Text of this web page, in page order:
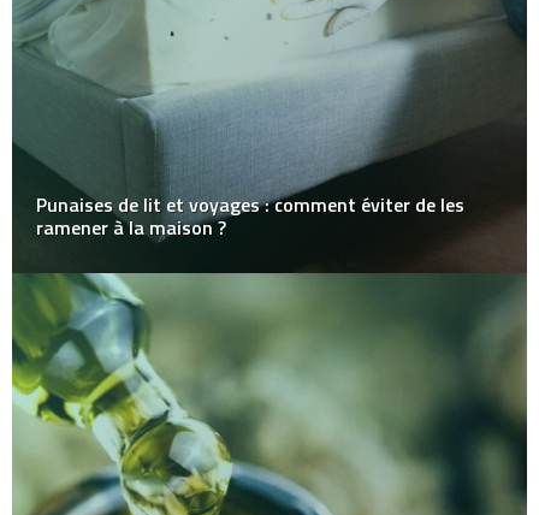
Punaises de lit et voyages : comment éviter de les
ramener à la maison ?